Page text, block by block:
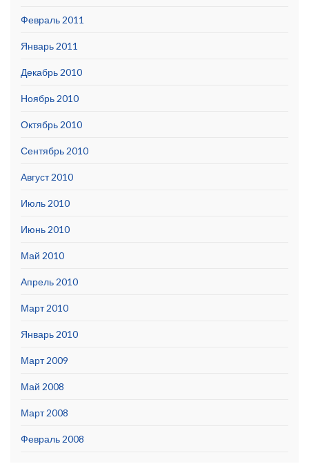
Февраль 2011
Январь 2011
Декабрь 2010
Ноябрь 2010
Октябрь 2010
Сентябрь 2010
Август 2010
Июль 2010
Июнь 2010
Май 2010
Апрель 2010
Март 2010
Январь 2010
Март 2009
Май 2008
Март 2008
Февраль 2008